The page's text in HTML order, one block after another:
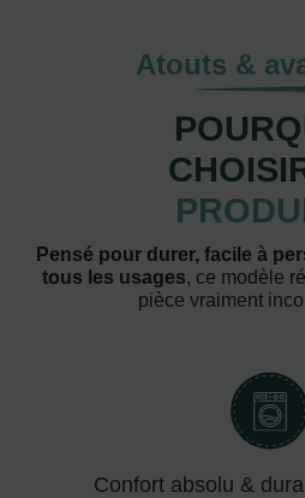
Atouts &
Pensé pour durer, facile à
tous les usages, ce modèle
pièce vraiment
Confort absolu &